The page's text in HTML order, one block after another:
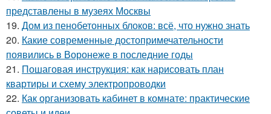
представлены в музеях Москвы
19. Дом из пенобетонных блоков: всё, что нужно знать
20. Какие современные достопримечательности
появились в Воронеже в последние годы
21. Пошаговая инструкция: как нарисовать план
квартиры и схему электропроводки
22. Как организовать кабинет в комнате: практические